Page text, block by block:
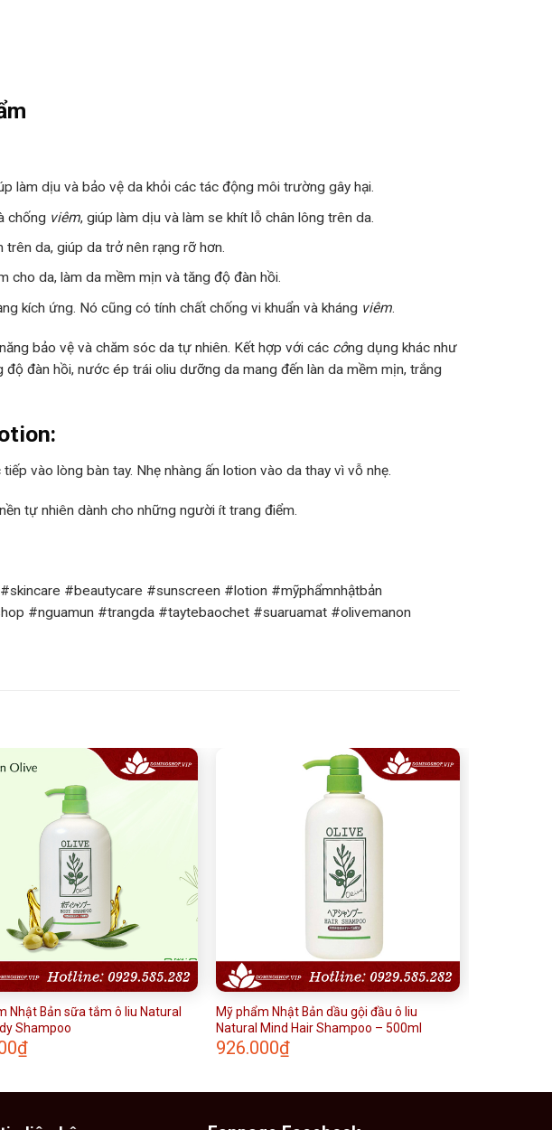
làm dịu và bảo vệ da khỏi các tác động môi trường gây hại.
chống viêm, giúp làm dịu và làm se khít lỗ chân lông trên da.
da, giúp da trở nên rạng rỡ hơn.
cho da, làm da mềm mịn và tăng độ đàn hồi.
kích ứng. Nó cũng có tính chất chống vi khuẩn và kháng viêm
bảo vệ và chăm sóc da tự nhiên. Kết hợp với các công dụng khác như
đàn hồi, nước ép trái oliu dưỡng da mang đến làn da mềm mịn, trắng
vào lòng bàn tay. Nhẹ nhàng ấn lotion vào da thay vì vỗ nhẹ.
tự nhiên dành cho những người ít trang điểm.
#beautycare #sunscreen #lotion #mỹphẩmnhậtbản
#nguamun #trangda #taytebaochet #suaruamat #olivemanon
Nhật Bản sữa tắm ô liu Natural
Shampoo
₫
Mỹ phẩm Nhật Bản dầu gội đầu ô liu
Natural Mind Hair Shampoo – 500ml
926.000₫